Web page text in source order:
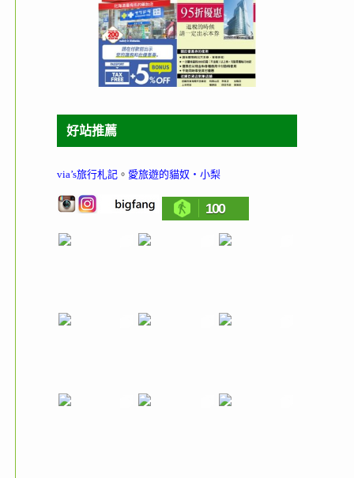
好站推薦
via’s旅行札記 。 愛旅遊的貓奴‧小梨
100